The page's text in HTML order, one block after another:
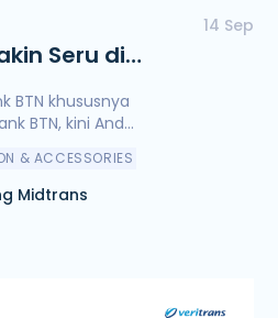
14 Sep
Seru di
BTN
BTN khususnya
BTN, kini And...
& ACCESSORIES
Midtrans